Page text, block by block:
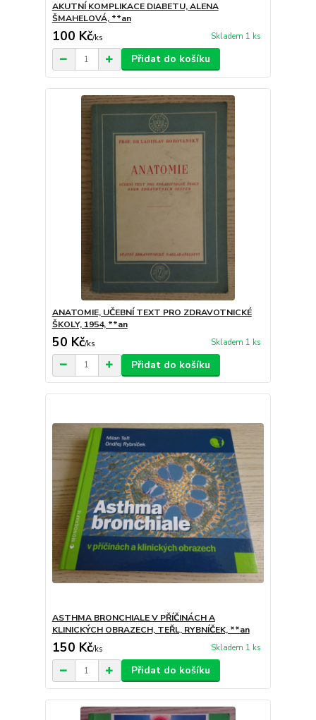
AKUTNÍ KOMPLIKACE DIABETU, ALENA
ŠMAHELOVÁ, **an
100 Kč/ks Skladem 1 ks
Přidat do košíku
ANATOMIE, UČEBNÍ TEXT PRO ZDRAVOTNICKÉ
ŠKOLY, 1954, **an
50 Kč/ks Skladem 1 ks
Přidat do košíku
ASTHMA BRONCHIALE V PŘÍČINÁCH A
KLINICKÝCH OBRAZECH, TEŘL, RYBNÍČEK, **an
150 Kč/ks Skladem 1 ks
Přidat do košíku